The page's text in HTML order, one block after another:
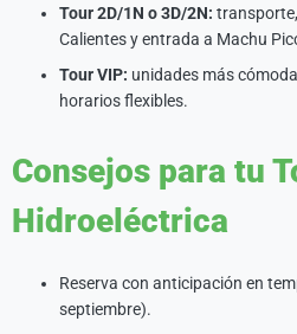
Tour 2D/1N o 3D/2N:
Calientes y entrada a Machu
Tour VIP: unidades más
horarios flexibles.
Consejos para tu
Hidroeléctrica
Reserva con anticipación en
septiembre).